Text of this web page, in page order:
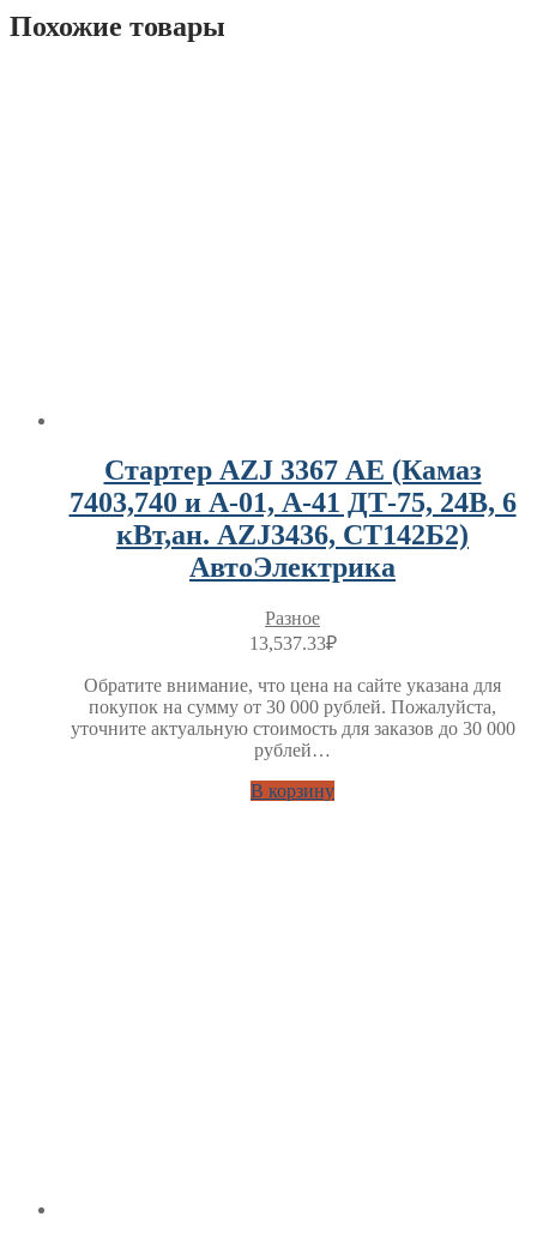
Похожие товары
Стартер AZJ 3367 АЕ (Камаз
7403,740 и А-01, А-41 ДТ-75, 24В, 6
кВт,ан. AZJ3436, СТ142Б2)
АвтоЭлектрика
Разное
13,537.33₽
Обратите внимание, что цена на сайте указана для
покупок на сумму от 30 000 рублей. Пожалуйста,
уточните актуальную стоимость для заказов до 30 000
рублей…
В корзину